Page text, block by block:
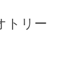
トリー